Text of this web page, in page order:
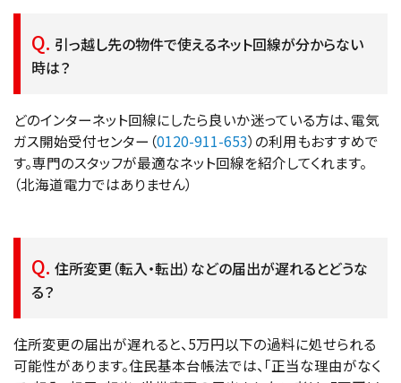
引っ越し先の物件で使えるネット回線が分からない
時は？
どのインターネット回線にしたら良いか迷っている方は、電気
ガス開始受付センター（0120-911-653）の利用もおすすめで
す。専門のスタッフが最適なネット回線を紹介してくれます。
（北海道電力ではありません）
住所変更（転入・転出）などの届出が遅れるとどうな
る？
住所変更の届出が遅れると、5万円以下の過料に処せられる
可能性があります。住民基本台帳法では、「正当な理由がなく